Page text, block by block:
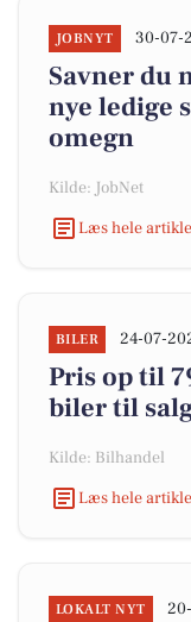
JOBNYT 30-07-
Savner du
nye ledige
omegn
Kilde: JobNet
Læs hele
BILER 24-07-
Pris op til
biler til
Kilde: Bilhandel
Læs hele
LOKALT NYT